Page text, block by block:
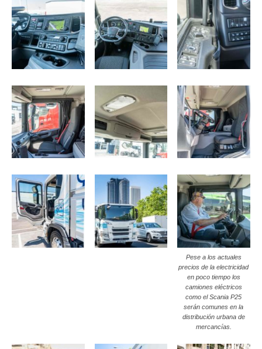
Pese a los actuales
precios de la electricidad
en poco tiempo los
camiones eléctricos
como el Scania P25
serán comunes en la
distribución urbana de
mercancías.